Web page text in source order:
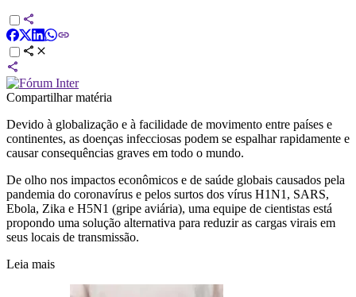
Compartilhar matéria
Devido à globalização e à facilidade de movimento entre países e
continentes, as doenças infecciosas podem se espalhar rapidamente e
causar consequências graves em todo o mundo.
De olho nos impactos econômicos e de saúde globais causados pela
pandemia do coronavírus e pelos surtos dos vírus H1N1, SARS,
Ebola, Zika e H5N1 (gripe aviária), uma equipe de cientistas está
propondo uma solução alternativa para reduzir as cargas virais em
seus locais de transmissão.
Leia mais